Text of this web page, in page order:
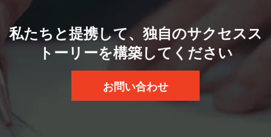
私たちと提携して、独自のサクセスス
トーリーを構築してください
お問い合わせ